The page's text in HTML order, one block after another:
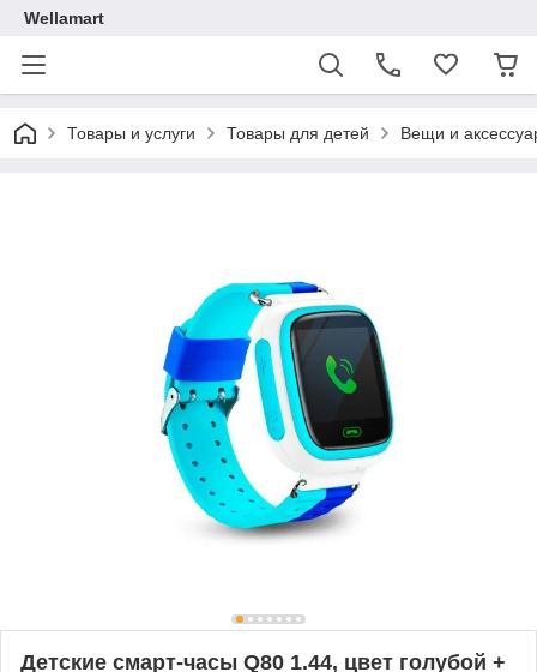
Wellamart
Товары и услуги Товары для детей Вещи и
Детские смарт-часы Q80 1.44, цвет голубой +